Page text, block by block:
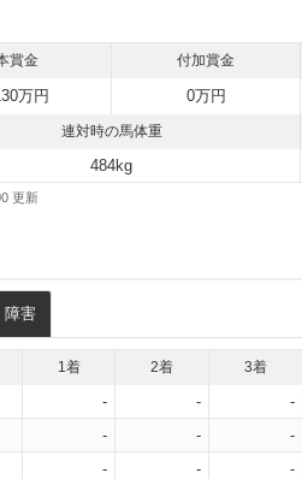
賞金 付加賞金
万円 0万円
連対時の馬体重
484kg
障害
1着 2着 3着
- - -
- - -
- - -